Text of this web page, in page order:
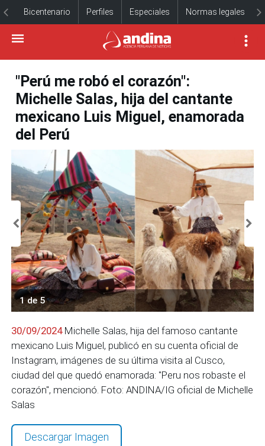
Bicentenario Perfiles Especiales Normas legales
"Perú me robó el corazón":
Michelle Salas, hija del cantante
mexicano Luis Miguel, enamorada
del Perú
1 de 5
30/09/2024Michelle Salas, hija del famoso cantante
mexicano Luis Miguel, publicó en su cuenta oficial de
Instagram, imágenes de su última visita al Cusco,
ciudad del que quedó enamorada: "Peru nos robaste el
corazón", mencionó. Foto: ANDINA/IG oficial de Michelle
Salas
Descargar Imagen